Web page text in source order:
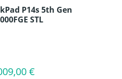
P14s 5th Gen
STL
Preis:
€
Warenkorb